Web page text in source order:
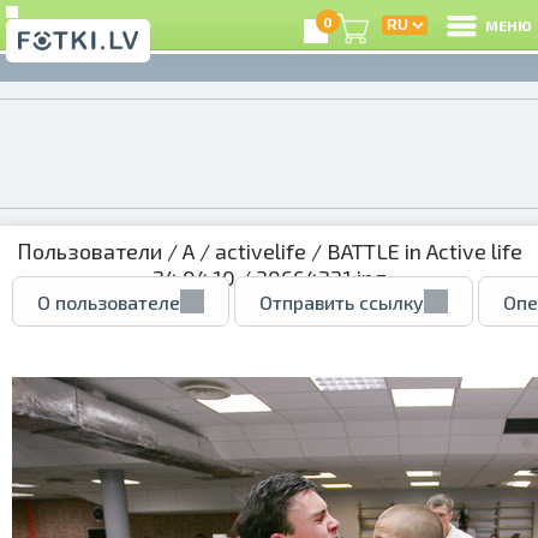
0 МЕНЮ
Пользователи /A/ activelife / BATTLE in Active life
24.04.10/ 30664221.jpg
О пользователе Отправить ссылку